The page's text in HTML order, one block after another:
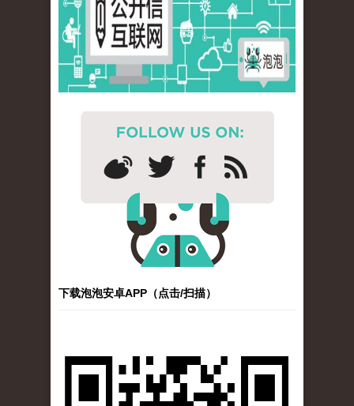
下载泡泡安卓APP（点击/扫描）